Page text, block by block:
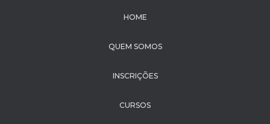
HOME
QUEM SOMOS
INSCRIÇÕES
CURSOS